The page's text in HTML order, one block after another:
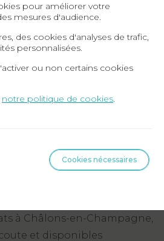
COORDONNÉES
AGN Avocats à
Champagne
à Châlons-en-Champagne,
et disponibles
pour améliorer votre
mesures d'audience.
des cookies d'analyses de trafic,
personnalisées.
ou non certains cookies
notre politique de cookies.
Cookies nécessaires